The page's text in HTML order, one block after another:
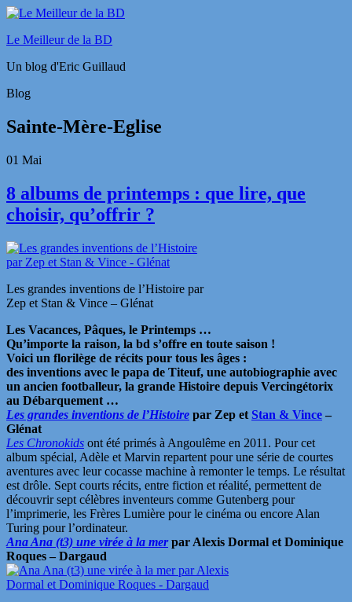
Le Meilleur de la BD
Un blog d'Eric Guillaud
Blog
Sainte-Mère-Eglise
01 Mai
8 albums de printemps : que lire, que
choisir, qu’offrir ?
Les grandes inventions de l’Histoire par
Zep et Stan & Vince – Glénat
Les Vacances, Pâques, le Printemps …
Qu’importe la raison, la bd s’offre en toute saison !
Voici un florilège de récits pour tous les âges :
des inventions avec le papa de Titeuf, une autobiographie avec
un ancien footballeur, la grande Histoire depuis Vercingétorix
au Débarquement …
Les grandes inventions de l’Histoire par Zep et Stan & Vince–
Glénat
Les Chronokids ont été primés à Angoulême en 2011. Pour cet
album spécial, Adèle et Marvin repartent pour une série de courtes
aventures avec leur cocasse machine à remonter le temps. Le résultat
est drôle. Sept courts récits, entre fiction et réalité, permettent de
découvrir sept célèbres inventeurs comme Gutenberg pour
l’imprimerie, les Frères Lumière pour le cinéma ou encore Alan
Turing pour l’ordinateur.
Ana Ana (t3) une virée à la merpar Alexis Dormal et Dominique
Roques – Dargaud